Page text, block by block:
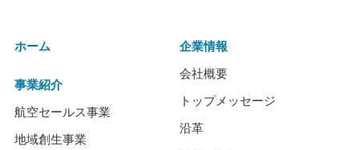
ホーム
事業紹介
航空セールス事業
地域創生事業
企業情報
会社概要
トップメッセージ
沿革